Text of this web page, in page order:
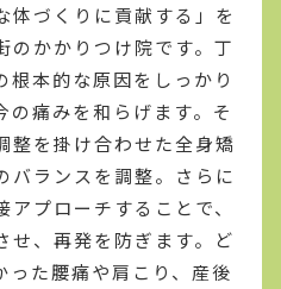
体づくりに貢献する」を
のかかりつけ院です。丁
根本的な原因をしっかり
の痛みを和らげます。そ
整を掛け合わせた全身矯
バランスを調整。さらに
プローチすることで、
せ、再発を防ぎます。ど
った腰痛や肩こり、産後